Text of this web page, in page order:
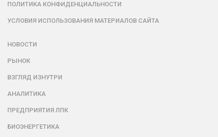
ПОЛИТИКА КОНФИДЕНЦИАЛЬНОСТИ
УСЛОВИЯ ИСПОЛЬЗОВАНИЯ МАТЕРИАЛОВ САЙТА
НОВОСТИ
РЫНОК
ВЗГЛЯД ИЗНУТРИ
АНАЛИТИКА
ПРЕДПРИЯТИЯ ЛПК
БИОЭНЕРГЕТИКА